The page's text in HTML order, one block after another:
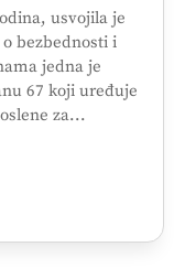
usvojila je
bezbednosti i
jedna je
67 koji uređuje
za...